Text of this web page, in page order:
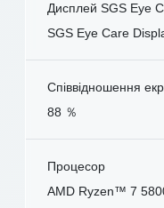
Дисплей SGS Eye
SGS Eye Care
Співвідношення
88 ％
Процесор
AMD Ryzen™ 7